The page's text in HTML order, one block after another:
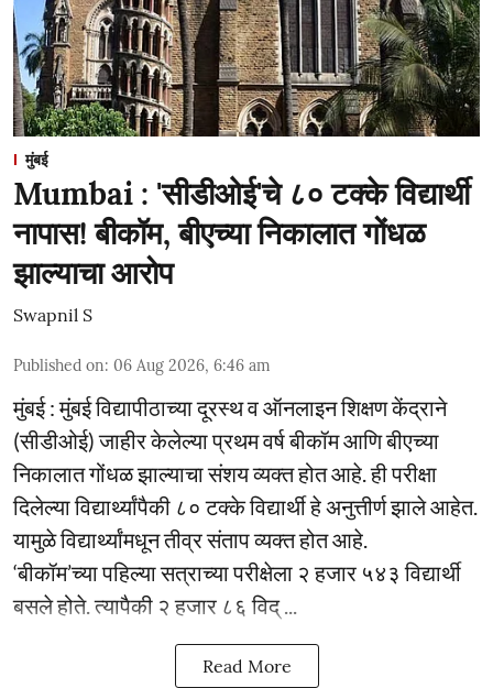
मुंबई
Mumbai : 'सीडीओई'चे ८० टक्के विद्यार्थी
नापास! बीकॉम, बीएच्या निकालात गोंधळ
झाल्याचा आरोप
Swapnil S
Published on: 06 Aug 2026, 6:46 am
मुंबई : मुंबई विद्यापीठाच्या दूरस्थ व ऑनलाइन शिक्षण केंद्राने
(सीडीओई) जाहीर केलेल्या प्रथम वर्ष बीकॉम आणि बीएच्या
निकालात गोंधळ झाल्याचा संशय व्यक्त होत आहे. ही परीक्षा
दिलेल्या विद्यार्थ्यांपैकी ८० टक्के विद्यार्थी हे अनुत्तीर्ण झाले आहेत.
यामुळे विद्यार्थ्यांमधून तीव्र संताप व्यक्त होत आहे.
‘बीकॉम’च्या पहिल्या सत्राच्या परीक्षेला २ हजार ५४३ विद्यार्थी
बसले होते. त्यापैकी २ हजार ८६ विद् ...
Read More